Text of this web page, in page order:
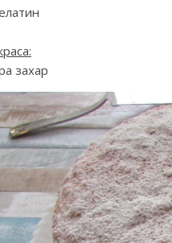
захар